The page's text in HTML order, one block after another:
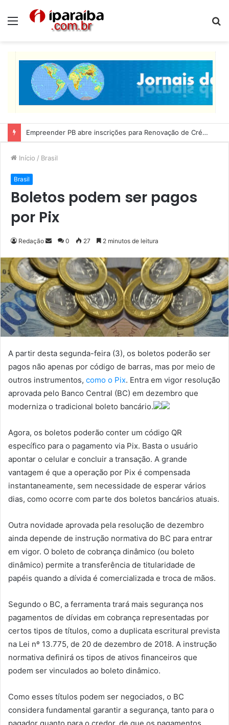
Menu
Lucas Ribeiro inspeciona obras da última etapa do Centro de Convenções
Início / Brasil
Brasil
Boletos podem ser pagos
por Pix
Redação
n
d
e
u
m
e
-
m
a
0 27 2 minutos de leitura
A partir desta segunda-feira (3), os boletos poderão ser
pagos não apenas por código de barras, mas por meio de
outros instrumentos, como o Pix. Entra em vigor resolução
aprovada pelo Banco Central (BC) em dezembro que
moderniza o tradicional boleto bancário.
Agora, os boletos poderão conter um código QR
específico para o pagamento via Pix. Basta o usuário
apontar o celular e concluir a transação. A grande
vantagem é que a operação por Pix é compensada
instantaneamente, sem necessidade de esperar vários
dias, como ocorre com parte dos boletos bancários atuais.
Outra novidade aprovada pela resolução de dezembro
ainda depende de instrução normativa do BC para entrar
em vigor. O boleto de cobrança dinâmico (ou boleto
dinâmico) permite a transferência de titularidade de
papéis quando a dívida é comercializada e troca de mãos.
Segundo o BC, a ferramenta trará mais segurança nos
pagamentos de dívidas em cobrança representadas por
certos tipos de títulos, como a duplicata escritural prevista
na Lei nº 13.775, de 20 de dezembro de 2018. A instrução
normativa definirá os tipos de ativos financeiros que
podem ser vinculados ao boleto dinâmico.
Como esses títulos podem ser negociados, o BC
considera fundamental garantir a segurança, tanto para o